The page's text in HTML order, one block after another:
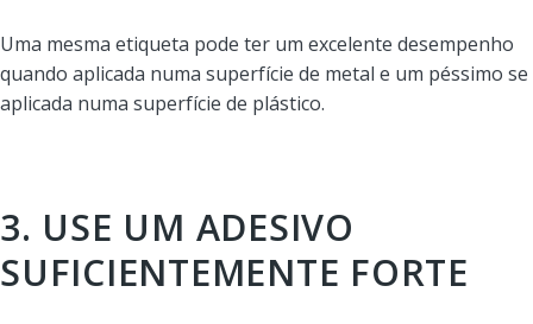
Uma mesma etiqueta pode ter um excelente desempenho
quando aplicada numa superfície de metal e um péssimo se
aplicada numa superfície de plástico.
3. USE UM ADESIVO
SUFICIENTEMENTE FORTE